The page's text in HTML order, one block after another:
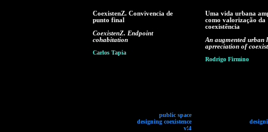
CoexistenZ. Convivencia de
punto final
CoexistenZ. Endpoint
cohabitation
Carlos Tapia
public space
designing coexistence
v!4
Uma vida urbana
como valorização da
coexistência
An augmented urban
aprreciation of
Rodrigo Firmino